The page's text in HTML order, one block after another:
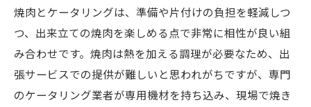
焼肉ケータリング高級感を演出するサービ
ス選び
京都ケータリング高級焼肉の魅力を徹底解
説
焼肉の盛り付けや器で高級感をアップする
焼肉とケータリングは、準備や片付けの負担を軽減しつ
つ、出来立ての焼肉を楽しめる点で非常に相性が良い組
み合わせです。焼肉は熱を加える調理が必要なため、出
張サービスでの提供が難しいと思われがちですが、専門
のケータリング業者が専用機材を持ち込み、現場で焼き